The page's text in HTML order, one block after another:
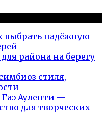
выбрать надёжную
района на берегу
стиля,
Ауленти —
для творческих